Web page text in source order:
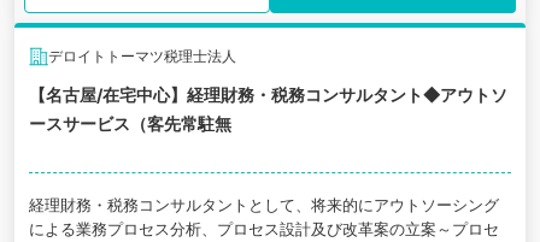
デロイトトーマツ税理士法人
【名古屋/在宅中心】経理財務・税務コンサルタント◆アウトソ
ースサービス（客先常駐無
経理財務・税務コンサルタントとして、将来的にアウトソーシング
による業務プロセス分析、プロセス設計及び改革案の立案～プロセ